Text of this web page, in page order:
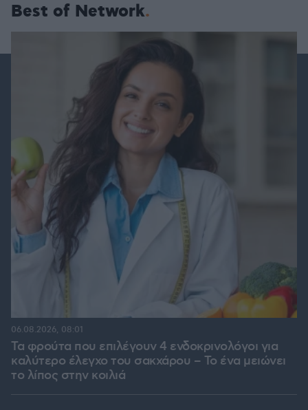
Best of Network
Τα φρούτα που επιλέγουν 4 ενδοκρινολόγοι για
καλύτερο έλεγχο του σακχάρου – Το ένα μειώνει
το λίπος στην κοιλιά
06.08.2026, 08:01